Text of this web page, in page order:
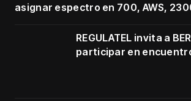
asignar espectro en 700, AWS,
REGULATEL invita a
participar en